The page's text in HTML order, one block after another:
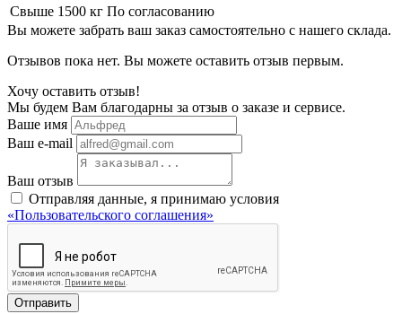
Свыше 1500 кг По согласованию
Вы можете забрать ваш заказ самостоятельно с нашего склада.
Отзывов пока нет. Вы можете оставить отзыв первым.
Хочу оставить отзыв!
Мы будем Вам благодарны за отзыв о заказе и сервисе.
Ваше имя
Ваш e-mail
Ваш отзыв
Отправляя данные, я принимаю условия
«Пользовательского соглашения»
Отправить